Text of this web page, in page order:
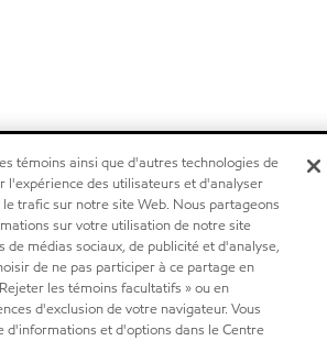
témoins ainsi que d'autres technologies de
l'expérience des utilisateurs et d'analyser
trafic sur notre site Web. Nous partageons
sur votre utilisation de notre site
de médias sociaux, de publicité et d'analyse,
de ne pas participer à ce partage en
les témoins facultatifs » ou en
d'exclusion de votre navigateur. Vous
d'informations et d'options dans le Centre